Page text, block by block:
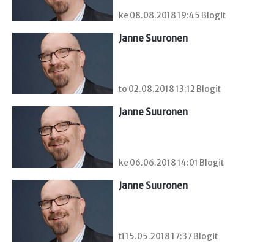
ke 08.08.2018 19:45 Blogit
Janne Suuronen
to 02.08.2018 13:12 Blogit
Janne Suuronen
ke 06.06.2018 14:01 Blogit
Janne Suuronen
ti 15.05.2018 17:37 Blogit